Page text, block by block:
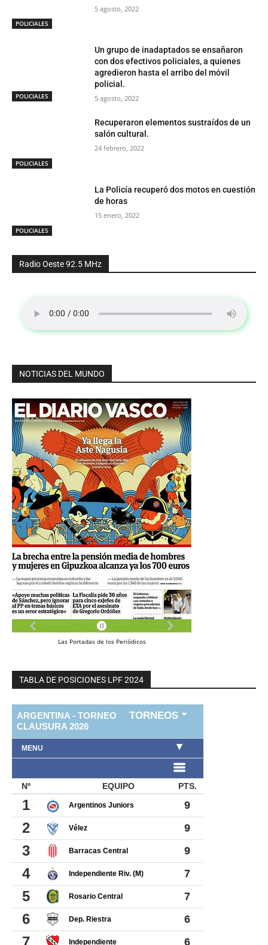
POLICIALES
5 agosto, 2022
POLICIALES
Un grupo de inadaptados se ensañaron
con dos efectivos policiales, a quienes
agredieron hasta el arribo del móvil
policial.
5 agosto, 2022
POLICIALES
Recuperaron elementos sustraídos de un
salón cultural.
24 febrero, 2022
POLICIALES
La Policía recuperó dos motos en cuestión
de horas
15 enero, 2022
Radio Oeste 92.5 MHz
NOTICIAS DEL MUNDO
Las Portadas de los Periódicos
TABLA DE POSICIONES LPF 2024